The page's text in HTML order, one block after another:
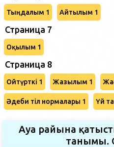
Тыңдалым 1 Айтылым 1
Страница 7
Оқылым 1
Страница 8
Ойтүрткі 1 Жазылым 1
Әдеби тіл нормалары 1 Үй
Ауа райына
танымы.